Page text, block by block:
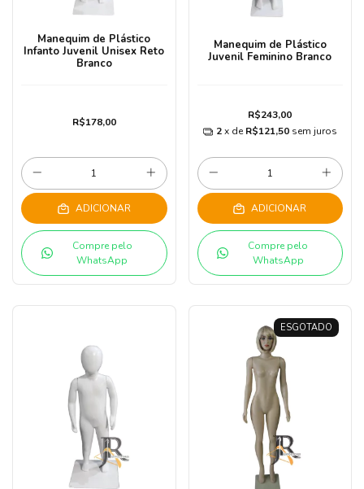
Manequim de Plástico
Infanto Juvenil Unisex Reto
Branco
R$178,00
ADICIONAR
Compre pelo
WhatsApp
Manequim de Plástico
Juvenil Feminino Branco
R$243,00
2 x de R$121,50 sem juros
ADICIONAR
Compre pelo
WhatsApp
ESGOTADO